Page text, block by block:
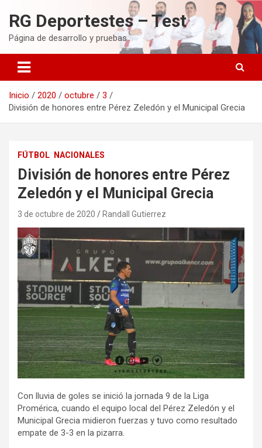
contenido
RG Deportestes – Test
Página de desarrollo y pruebas
Inicio 2020 octubre
3
División de honores entre Pérez Zeledón y el Municipal Grecia
FÚTBOL NACIONALES
División de honores entre Pérez
Zeledón y el Municipal Grecia
3 de octubre de 2020 Randall Gutierrez
Con lluvia de goles se inició la jornada 9 de la Liga
Promérica, cuando el equipo local del Pérez Zeledón y el
Municipal Grecia midieron fuerzas y tuvo como resultado
empate de 3-3 en la pizarra.